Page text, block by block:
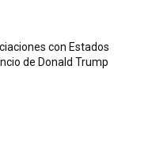
con Estados
de Donald Trump